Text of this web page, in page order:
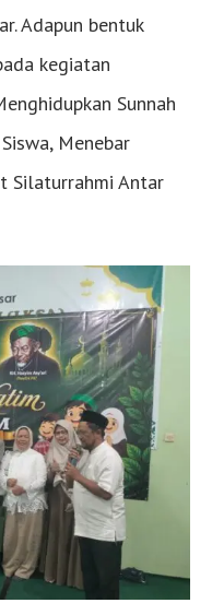
Adapun bentuk
kegiatan
Sunnah
Menebar
Silaturrahmi Antar